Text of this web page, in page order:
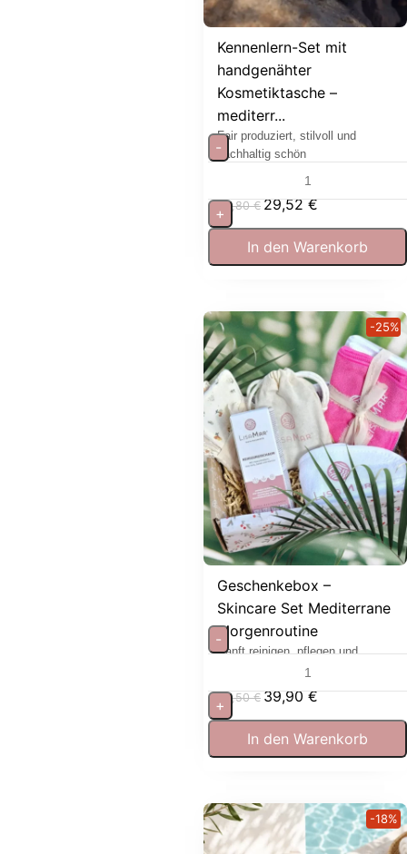
Kennenlern-Set mit
handgenähter
Kosmetiktasche –
mediterr...
Fair produziert, stilvoll und
nachhaltig schön
32,80€ 29,52€
-
+
In den Warenkorb
Geschenkebox –
Skincare Set Mediterrane
Morgenroutine
Sanft reinigen, pflegen und
-25%
53,50€ 39,90€
-
+
In den Warenkorb
-18%